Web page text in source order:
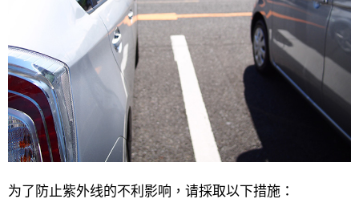
为了防止紫外线的不利影响，请採取以下措施：